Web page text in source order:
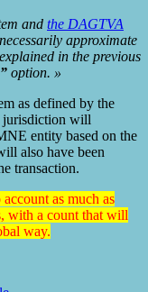
and the DAGTVA
approximate
in the previous
option. »
as defined by the
jurisdiction will
entity based on the
also have been
transaction.
as much as
with a count that will
way.